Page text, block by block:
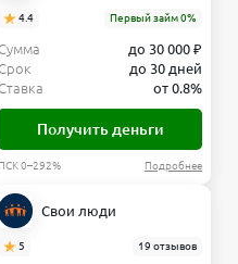
4.4 Первый займ 0%
Сумма
до 30 000 ₽
Срок
до 30 дней
Ставка
от 0.8%
Получить деньги
ПСК 0–292% Подробнее
Свои люди
5 19 отзывов